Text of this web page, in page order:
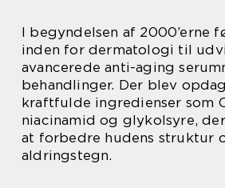
I begyndelsen af 2000’erne
inden for dermatologi til
avancerede anti-aging
behandlinger. Der blev
kraftfulde ingredienser som
niacinamid og glykolsyre,
at forbedre hudens struktur
aldringstegn.